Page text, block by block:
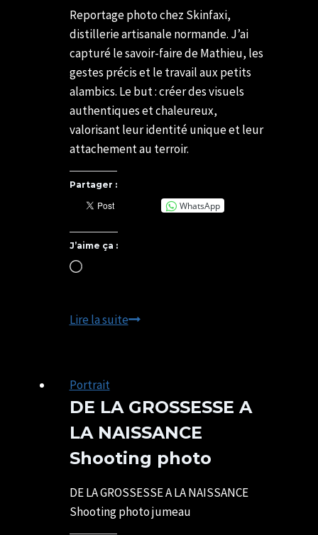
CHATELAIS
Reportage photo chez Skinfaxi,
distillerie artisanale normande. J’ai
capturé le savoir-faire de Mathieu, les
gestes précis et le travail aux petits
alambics. Le but : créer des visuels
authentiques et chaleureux,
valorisant leur identité unique et leur
attachement au terroir.
Partager :
WhatsApp
J’aime ça :
Chargement…
Lire la suiteL’authenticité
Portrait
DE LA GROSSESSE A
LA NAISSANCE
Shooting photo
CHATELAIS
DE LA GROSSESSE A LA NAISSANCE
Shooting photo jumeau